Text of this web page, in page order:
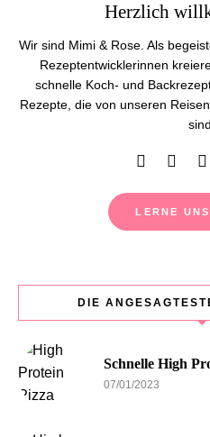
Herzlich
Wir sind Mimi & Rose. Als
Rezeptentwicklerinnen
schnelle Koch- und
Rezepte, die von unseren
sind.
LERNE
DIE
Schnelle High
07/01/2023